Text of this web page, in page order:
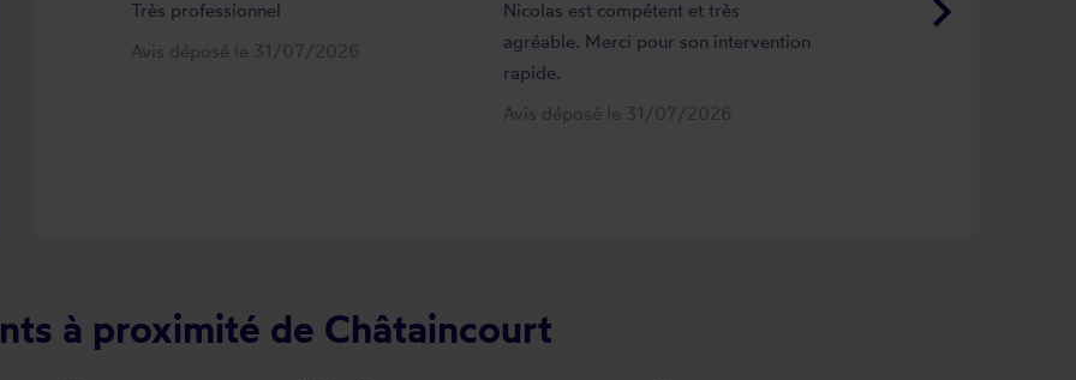
keyboard_arrow_right
Très professionnel
Avis déposé le 31/07/2026
Nicolas est compétent et très
agréable. Merci pour son intervention
rapide.
Avis déposé le 31/07/2026
à proximité de Châtaincourt